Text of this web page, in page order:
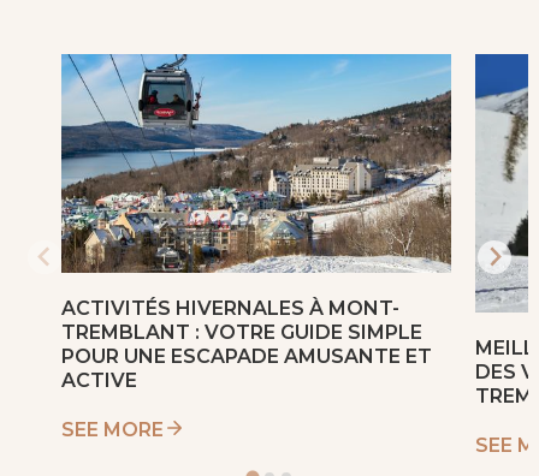
ACTIVITÉS HIVERNALES À MONT-
TREMBLANT : VOTRE GUIDE SIMPLE
POUR UNE ESCAPADE AMUSANTE ET
ACTIVE
SEE MORE
DES
SEE